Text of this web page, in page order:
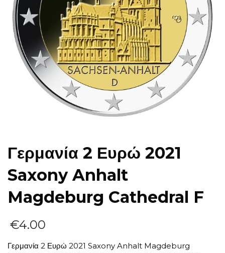
Γερμανία 2 Ευρώ 2021
Saxony Anhalt
Magdeburg Cathedral F
€4.00
Γερμανία 2 Ευρώ 2021 Saxony Anhalt Magdeburg